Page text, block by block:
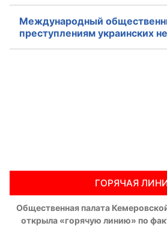
Кодекс этики ОП КО
Положения
УСТАВ ГКУ “АППАРАТ ОП КО”
Доходы руководителя за
Международный
преступлениям украинских
ГОРЯЧАЯ
Общественная палата
открыла «горячую линию» по